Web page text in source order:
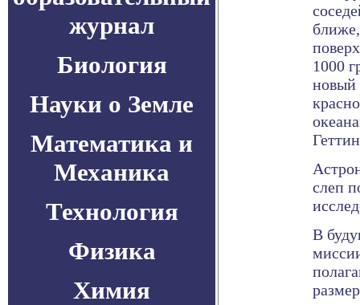
журнал
Биология
Науки о Земле
Математика и
Механика
Технология
Физика
Химия
1000
новый
слеп
В